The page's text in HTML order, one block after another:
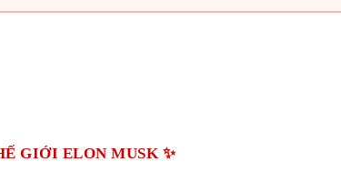
GIỚI ELON MUSK ✨